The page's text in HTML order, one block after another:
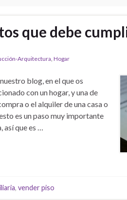
que debe
Arquitectura, Hogar
blog, en el que os
con un hogar, y una de
o el alquiler de una casa o
es un paso muy importante
así que es …
, vender piso